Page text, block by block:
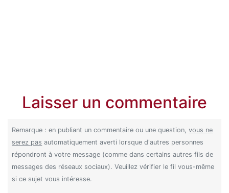
Laisser un commentaire
Remarque : en publiant un commentaire ou une question,vous ne
serez pas automatiquement averti lorsque d'autres personnes
répondront à votre message (comme dans certains autres fils de
messages des réseaux sociaux). Veuillez vérifier le fil vous-même
si ce sujet vous intéresse.